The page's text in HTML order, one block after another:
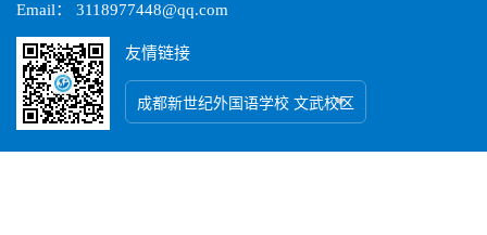
Email： 3118977448@qq.com
友情链接